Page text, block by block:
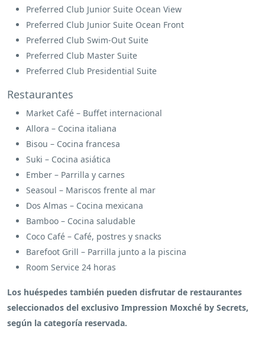
Preferred Club Junior Suite Ocean View
Preferred Club Junior Suite Ocean Front
Preferred Club Swim-Out Suite
Preferred Club Master Suite
Preferred Club Presidential Suite
Restaurantes
Market Café – Buffet internacional
Allora – Cocina italiana
Bisou – Cocina francesa
Suki – Cocina asiática
Ember – Parrilla y carnes
Seasoul – Mariscos frente al mar
Dos Almas – Cocina mexicana
Bamboo – Cocina saludable
Coco Café – Café, postres y snacks
Barefoot Grill – Parrilla junto a la piscina
Room Service 24 horas
Los huéspedes también pueden disfrutar de restaurantes
seleccionados del exclusivo Impression Moxché by Secrets,
según la categoría reservada.